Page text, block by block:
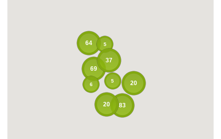
69
64
83
5
37
20
5
6
20